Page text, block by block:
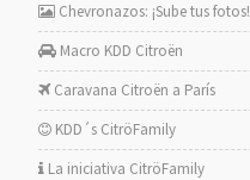
Chevronazos: ¡Sube tus fotos!
Macro KDD Citroën
Caravana Citroën a París
KDD´s CitröFamily
La iniciativa CitröFamily